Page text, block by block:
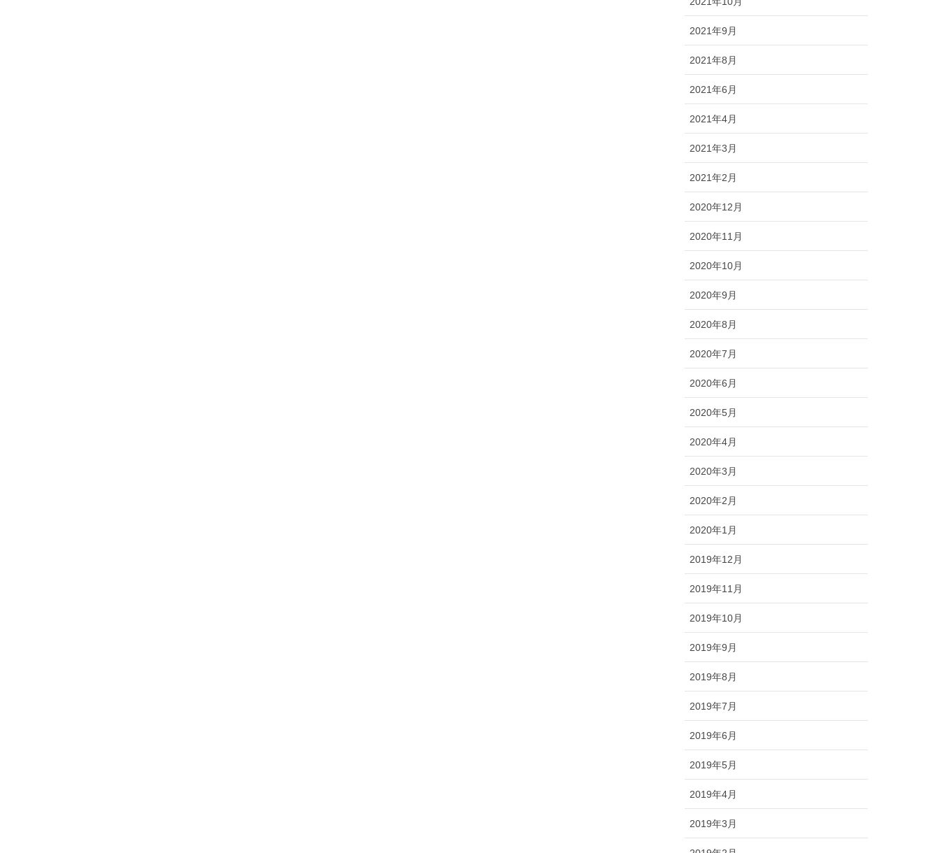
2021年9月
2021年8月
2021年6月
2021年4月
2021年3月
2021年2月
2020年12月
2020年11月
2020年10月
2020年9月
2020年8月
2020年7月
2020年6月
2020年5月
2020年4月
2020年3月
2020年2月
2020年1月
2019年12月
2019年11月
2019年10月
2019年9月
2019年8月
2019年7月
2019年6月
2019年5月
2019年4月
2019年3月